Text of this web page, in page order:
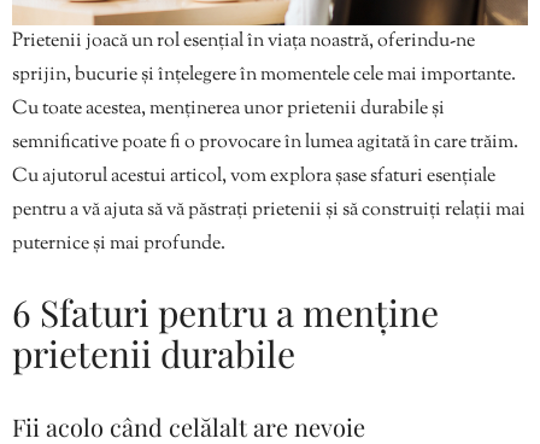
Prietenii joacă un rol esențial în viața noastră, oferindu-ne
sprijin, bucurie și înțelegere în momentele cele mai importante.
Cu toate acestea, menținerea unor prietenii durabile și
semnificative poate fi o provocare în lumea agitată în care trăim.
Cu ajutorul acestui articol, vom explora șase sfaturi esențiale
pentru a vă ajuta să vă păstrați prietenii și să construiți relații mai
puternice și mai profunde.
6 Sfaturi pentru a menține
prietenii durabile
Fii acolo când celălalt are nevoie